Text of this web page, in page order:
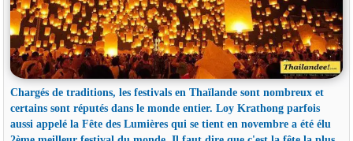
Chargés de traditions, les festivals en Thaïlande sont nombreux et
certains sont réputés dans le monde entier. Loy Krathong parfois
aussi appelé la Fête des Lumières qui se tient en novembre a été élu